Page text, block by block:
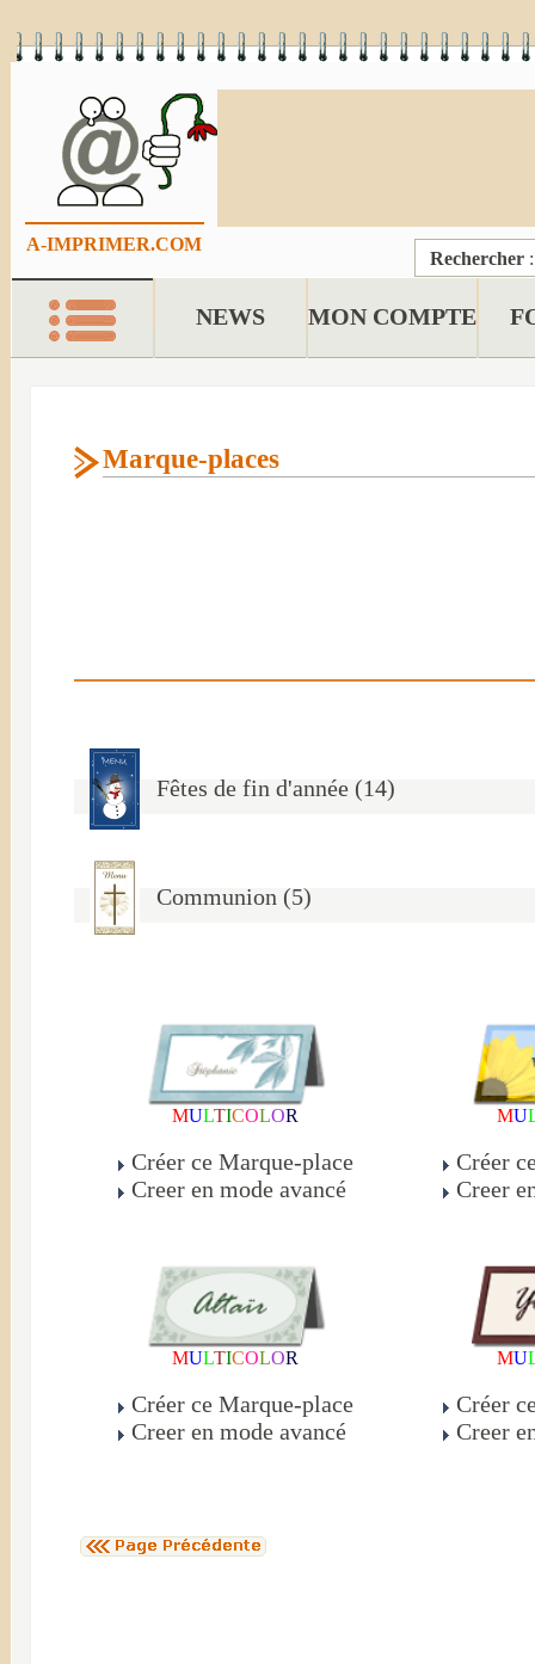
A-IMPRIMER.COM
Rechercher
NEWS MON COMPTE
Marque-places
Fêtes de fin d'année (14)
Communion (5)
MULTICOLOR
Créer ce Marque-place
Creer en mode avancé
MU
Créer
Creer
MULTICOLOR
Créer ce Marque-place
Creer en mode avancé
MU
Créer
Creer